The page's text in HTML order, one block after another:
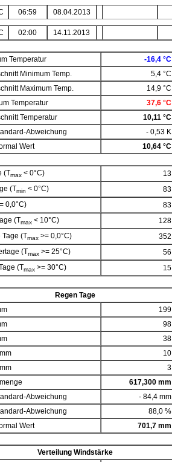
06:59 08.04.2013
02:00 14.11.2013
Temperatur
-16,4 °C
Minimum Temp.
5,4 °C
Maximum Temp.
14,9 °C
Temperatur
37,6 °C
Temperatur
10,11 °C
Abweichung
- 0,53 K
Wert
10,64 °C
(Tmax< 0°C)
13
(Tmin < 0°C)
83
0,0°C)
83
(Tmax< 10°C)
128
Tage (Tmax>= 0,0°C)
352
(Tmax>= 25°C)
56
(Tmax>= 30°C) 15
Regen Tage
199
98
38
10
3
617,300 mm
Abweichung
- 84,4 mm
Abweichung
88,0 %
Wert
701,7 mm
Verteilung Windstärke